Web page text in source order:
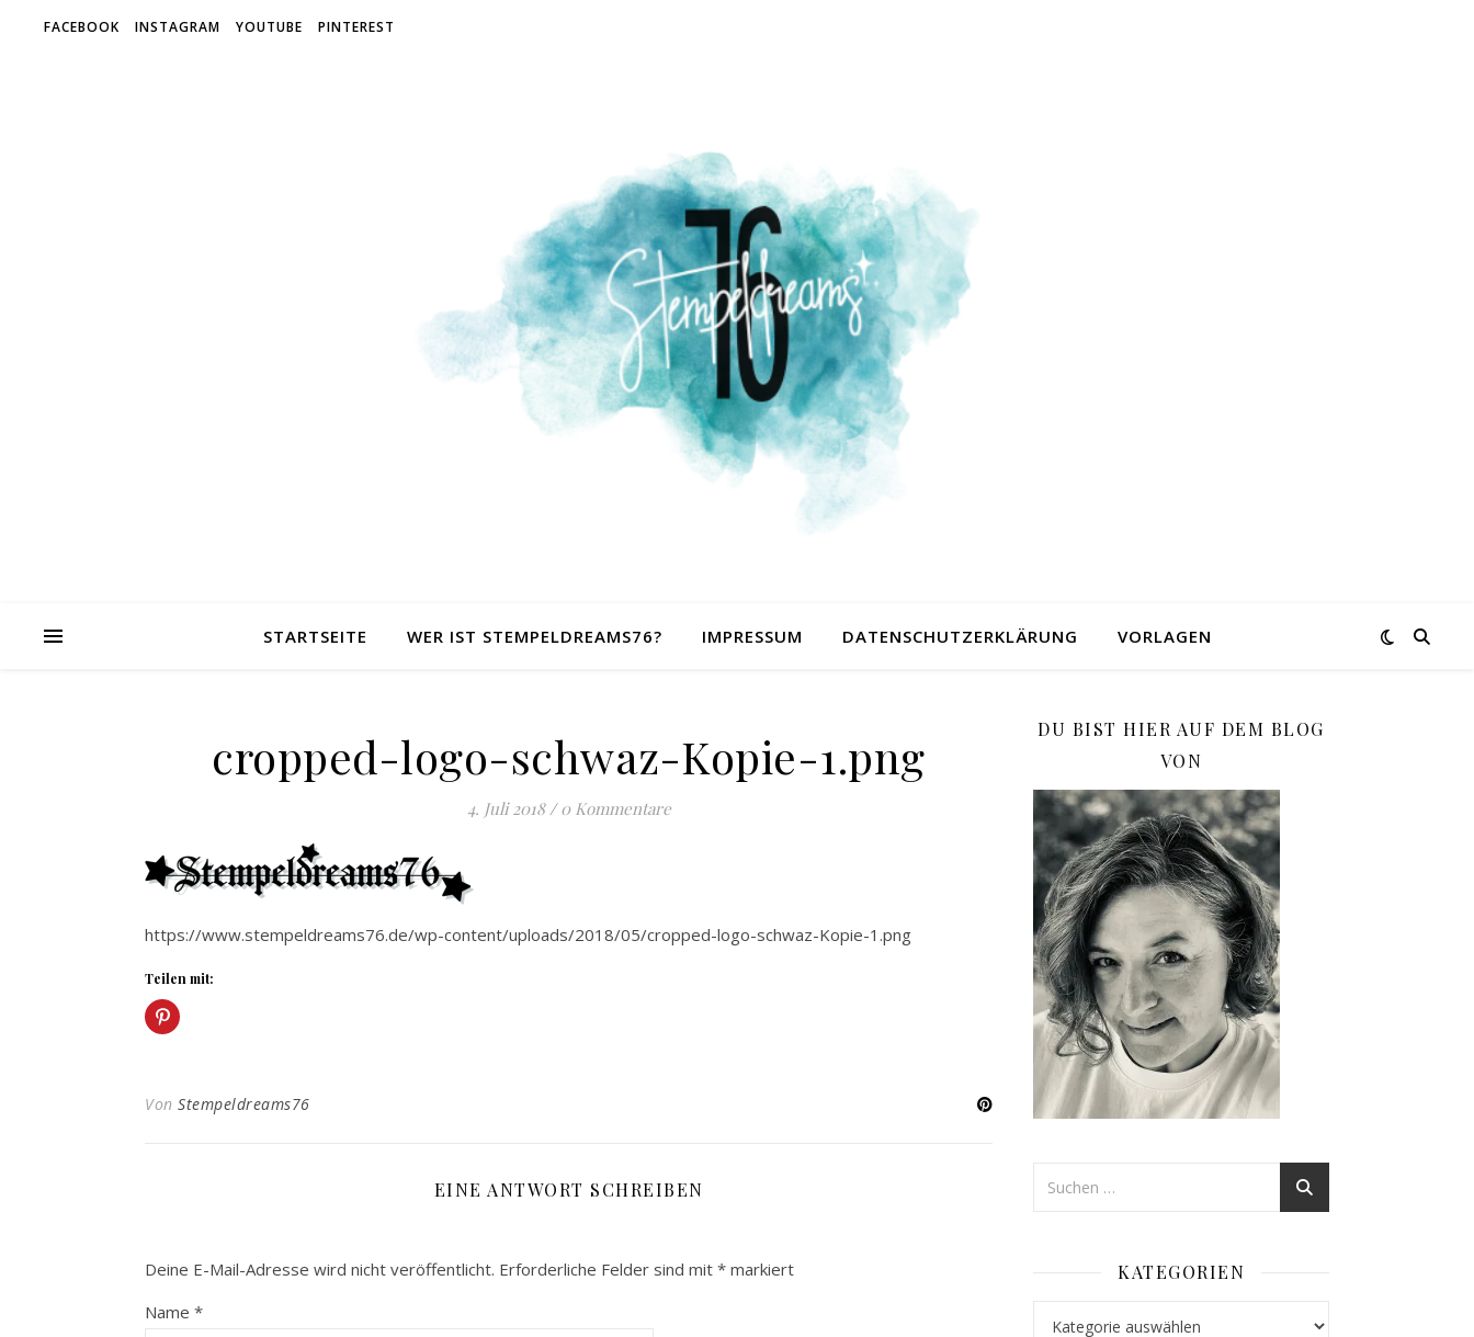
FACEBOOK INSTAGRAM YOUTUBE PINTEREST
STARTSEITE WER IST STEMPELDREAMS76? IMPRESSUM DATENSCHUTZERKLÄRUNG VORLAGEN
cropped-logo-schwaz-Kopie-1.png
4. Juli 2018 / 0 Kommentare
https://www.stempeldreams76.de/wp-content/uploads/2018/05/cropped-logo-schwaz-Kopie-1.png
Teilen mit:
Von Stempeldreams76
EINE ANTWORT SCHREIBEN
Deine E-Mail-Adresse wird nicht veröffentlicht. Erforderliche Felder sind mit * markiert
Name *
DU BIST HIER AUF DEM BLOG
VON
KATEGORIEN